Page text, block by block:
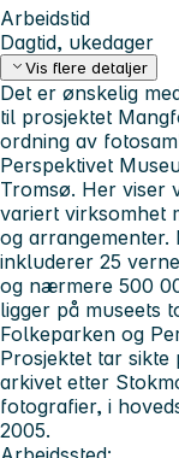
Arbeidstid
Dagtid, ukedager
Vis flere detaljer
Det er ønskelig
til prosjektet
ordning av
Perspektivet
Tromsø. Her viser
variert virksomhet
og arrangementer.
inkluderer 25
og nærmere 500
ligger på museets
Folkeparken og
Prosjektet tar sikte
arkivet etter
fotografier, i
2005.